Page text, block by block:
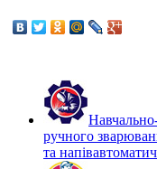
ручного
та